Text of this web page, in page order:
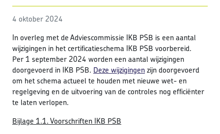
4 oktober 2024
In overleg met de Adviescommissie IKB PSB is een aantal
wijzigingen in het certificatieschema IKB PSB voorbereid.
Per 1 september 2024 worden een aantal wijzigingen
doorgevoerd in IKB PSB. Deze wijzigingenzijn doorgevoerd
om het schema actueel te houden met nieuwe wet- en
regelgeving en de uitvoering van de controles nog efficiënter
te laten verlopen.
Bijlage 1.1. Voorschriften IKB PSB